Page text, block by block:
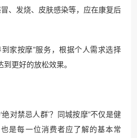
、发烧、皮肤感染等，应在康复后
家按摩”服务，根据个人需求选择
更好的放松效果。
对禁忌人群’？同城按摩”不仅是健
是每一位消费者应了解的基本常